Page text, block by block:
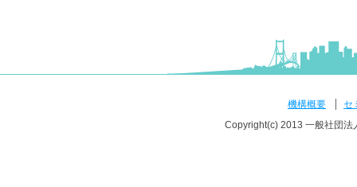
機構概要
セ
Copyright(c) 2013 一般社団